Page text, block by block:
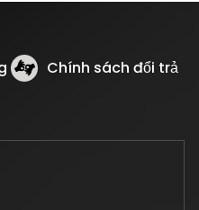
Chính sách đổi trả